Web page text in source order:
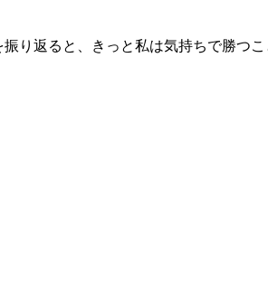
り返ると、きっと私は気持ちで勝つ